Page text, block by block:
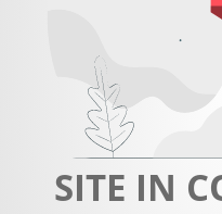
SITE IN